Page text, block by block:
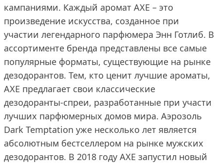
кампаниями. Каждый аромат AXE – это
произведение искусства, созданное при
участии легендарного парфюмера Энн Готлиб. В
ассортименте бренда представлены все самые
популярные форматы, существующие на рынке
дезодорантов. Тем, кто ценит лучшие ароматы,
AXE предлагает свои классические
дезодоранты-спреи, разработанные при участи
лучших парфюмерных домов мира. Аэрозоль
Dark Temptation уже несколько лет является
абсолютным бестселлером на рынке мужских
дезодорантов. В 2018 году AXE запустил новый